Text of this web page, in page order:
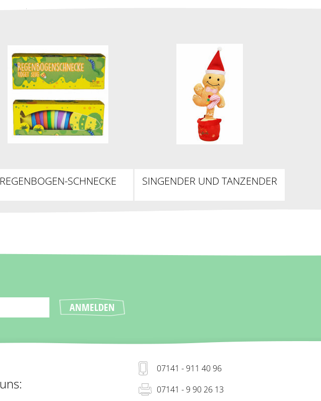
REGENBOGEN-SCHNECKE
SINGENDER UND TANZENDER
07141 - 911 40 96
07141 - 9 90 26 13